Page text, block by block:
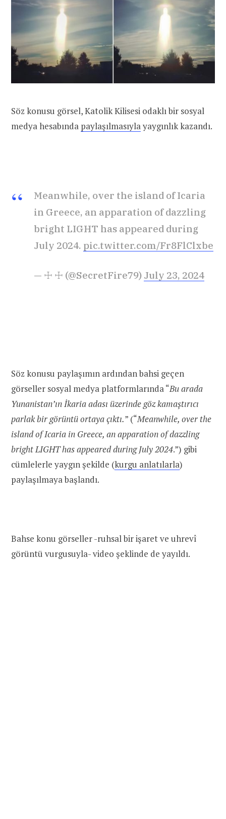
Söz konusu görsel, Katolik Kilisesi odaklı bir sosyal
medya hesabında paylaşılmasıylayaygınlık kazandı.
Meanwhile, over the island of Icaria
in Greece, an apparation of dazzling
bright LIGHT has appeared during
July 2024.️ pic.twitter.com/Fr8FlClxbe
— ☩ ☩ (@SecretFire79) July 23, 2024
Söz konusu paylaşımın ardından bahsi geçen
görseller sosyal medya platformlarında “Bu arada
Yunanistan’ın İkaria adası üzerinde göz kamaştırıcı
parlak bir görüntü ortaya çıktı.” (“Meanwhile, over the
island of Icaria in Greece, an apparation of dazzling
bright LIGHT has appeared during July 2024.”) gibi
cümlelerle yaygın şekilde (kurgu anlatılarla)
paylaşılmaya başlandı.
Bahse konu görseller -ruhsal bir işaret ve uhrevî
görüntü vurgusuyla- video şeklinde de yayıldı.